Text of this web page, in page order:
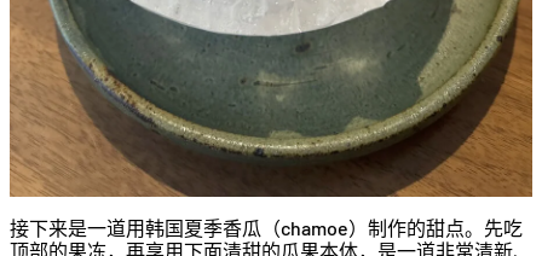
接下来是一道用韩国夏季香瓜（chamoe）制作的甜点。先吃
顶部的果冻，再享用下面清甜的瓜果本体，是一道非常清新、